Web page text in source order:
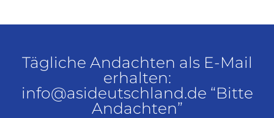
Tägliche Andachten als E-Mail
erhalten:
info@asideutschland.de “Bitte
Andachten”